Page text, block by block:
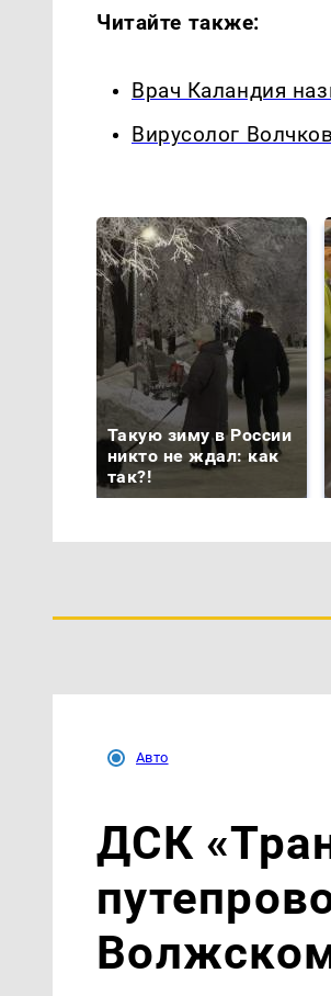
Читайте также:
Врач Каландия
Вирусолог
Такую зиму в России
никто не ждал: как
так?!
Авто
ДСК